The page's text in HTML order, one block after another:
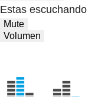
Estas escuchando
Mute
Volumen